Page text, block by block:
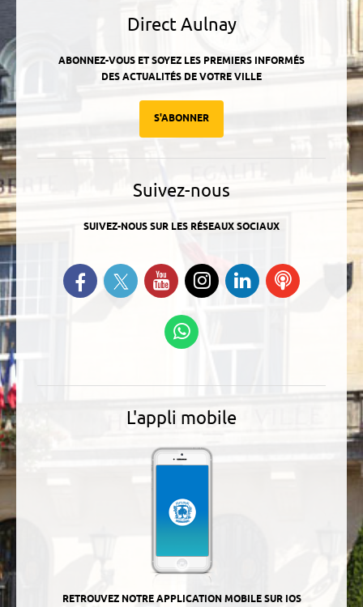
Direct Aulnay
ABONNEZ-VOUS ET SOYEZ LES PREMIERS INFORMÉS
DES ACTUALITÉS DE VOTRE VILLE
S'ABONNER
Suivez-nous
SUIVEZ-NOUS SUR LES RÉSEAUX SOCIAUX
Retrouvez-nous sur Facebook
Suivez-nous sur Twitter
Suivez-nous sur YouTube
Suivez-nous sur
Instagram
Retrouvez-
nous sur
Ecoutez
L'appli mobile
RETROUVEZ NOTRE APPLICATION MOBILE SUR IOS